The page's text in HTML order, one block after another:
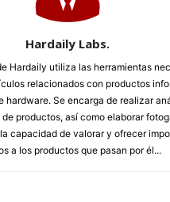
Hardaily Labs.
Hardaily utiliza las herramientas
relacionados con productos
hardware. Se encarga de realizar
productos, así como elaborar
capacidad de valorar y ofrecer
a los productos que pasan por él...